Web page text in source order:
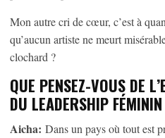
Mon autre cri de cœur, c’est à
qu’aucun artiste ne meurt
clochard ?
QUE PENSEZ-VOUS DE
DU LEADERSHIP
Aicha: Dans un pays où tout est